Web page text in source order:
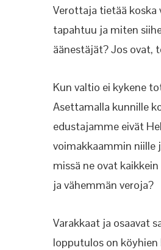
Verottaja tietää
tapahtuu ja miten
äänestäjät? Jos ovat,
Kun valtio ei kykene
Asettamalla kunnille
edustajamme eivät
voimakkaammin niille
missä ne ovat
ja vähemmän veroja?
Varakkaat ja osaavat
lopputulos on